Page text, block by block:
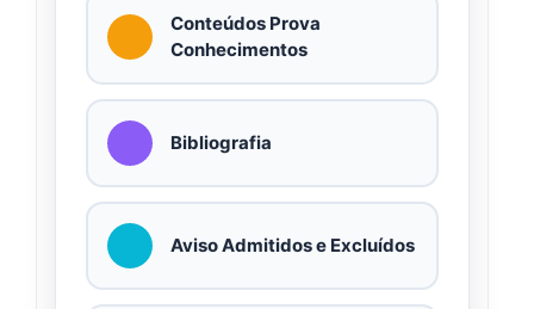
Conteúdos Prova
Conhecimentos
Bibliografia
Aviso Admitidos e Excluídos